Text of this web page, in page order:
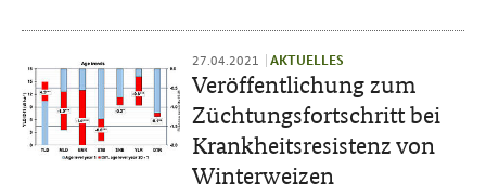
27.04.2021 AKTUELLES
Veröffentlichung zum
Züchtungsfortschritt bei
Krankheitsresistenz von
Winterweizen